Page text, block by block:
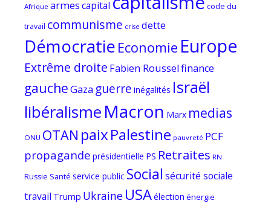
Afrique armescapital
code du
travail communisme crise dette
Démocratie Economie Europe
Extrême droite Fabien Rousselfinance
gaucheGaza guerre inégalités Israël
libéralismeMacron Marx medias
ONU OTAN paixPalestine pauvreté PCF
propagande présidentielle PS Retraites RN
Russie Santé service public Social sécurité sociale
travail Trump Ukraine USAélection énergie